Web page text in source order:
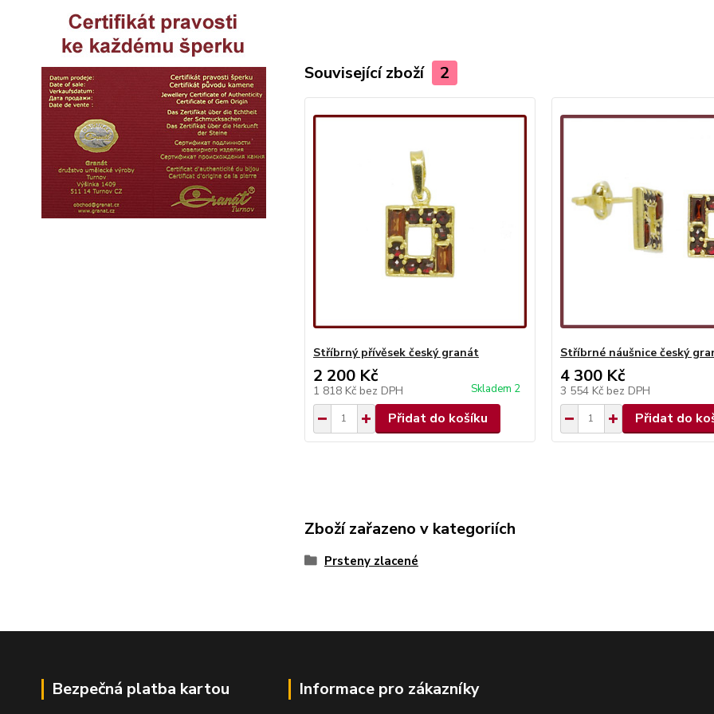
Související zboží 2
Stříbrný přívěsek český granát
2 200 Kč
1 818 Kč bez DPH Skladem 2
Přidat do košíku
Stříbrné náušnice český
4 300 Kč
3 554 Kč bez DPH
Přidat do
Zboží zařazeno v kategoriích
Prsteny zlacené
Bezpečná platba kartou Informace pro zákazníky